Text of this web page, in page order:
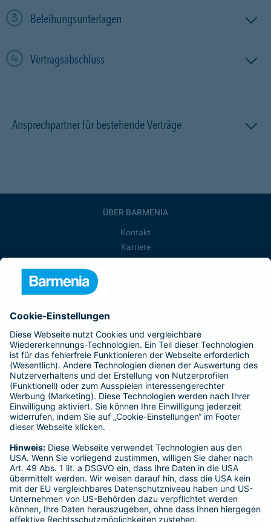
Beleihungsunterlagen
Vertragsabschluss
Ansprechpartner für bestehende Verträge
ÜBER BARMENIA
Kontakt
Karriere
Barmenia ist Teil der BarmeniaGothaer
BELIEBTE SEITEN
Kranken-Zusatzversicherung
Tierversicherungen
Haftpflichtversicherung
Hausratversicherung
Adresse ändern
Schaden melden
Kilometerstandsmeldung
Serviceübersicht